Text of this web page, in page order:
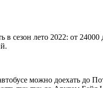
в сезон лето 2022: от
можно доехать до